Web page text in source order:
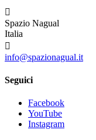

Spazio Nagual
Italia

info@spazionagual.it
Seguici
Facebook
YouTube
Instagram